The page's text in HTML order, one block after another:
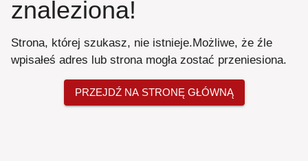
znaleziona!
Strona, której szukasz, nie istnieje.Możliwe, że źle
wpisałeś adres lub strona mogła zostać przeniesiona.
PRZEJDŹ NA STRONĘ GŁÓWNĄ